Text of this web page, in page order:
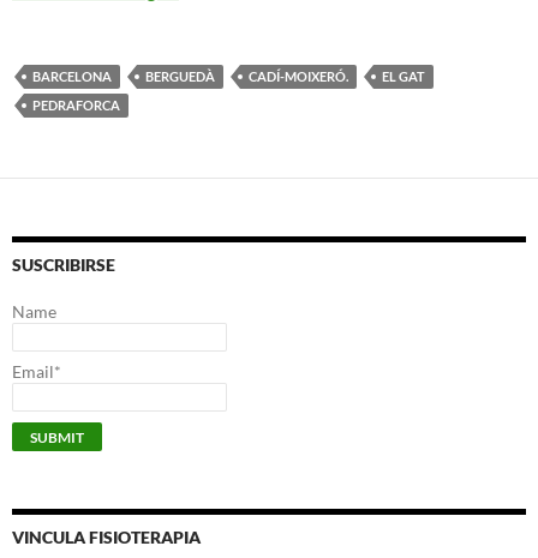
BARCELONA BERGUEDÀ CADÍ-MOIXERÓ.
EL GAT
PEDRAFORCA
SUSCRIBIRSE
Name
Email*
VINCULA FISIOTERAPIA